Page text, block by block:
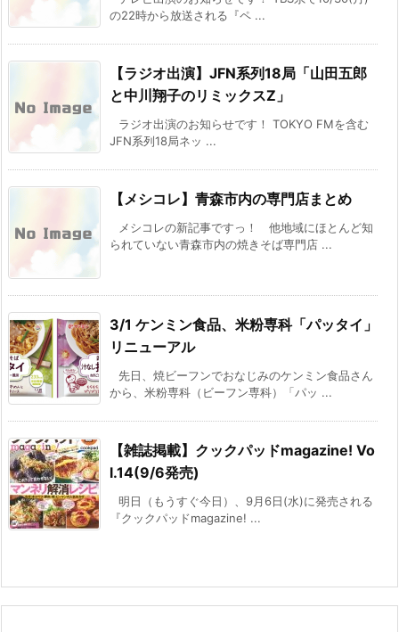
の22時から放送される『ペ ...
【ラジオ出演】JFN系列18局「山田五郎
と中川翔子のリミックスZ」
ラジオ出演のお知らせです！ TOKYO FMを含む
JFN系列18局ネッ ...
【メシコレ】青森市内の専門店まとめ
メシコレの新記事ですっ！ 他地域にほとんど知
られていない青森市内の焼きそば専門店 ...
3/1 ケンミン食品、米粉専科「パッタイ」
リニューアル
先日、焼ビーフンでおなじみのケンミン食品さん
から、米粉専科（ビーフン専科）「パッ ...
【雑誌掲載】クックパッドmagazine! Vo
l.14(9/6発売)
明日（もうすぐ今日）、9月6日(水)に発売される
『クックパッドmagazine! ...